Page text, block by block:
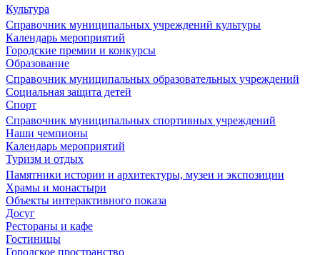
Культура
Справочник муниципальных учреждений культуры
Календарь мероприятий
Городские премии и конкурсы
Образование
Справочник муниципальных образовательных учреждений
Социальная защита детей
Спорт
Справочник муниципальных спортивных учреждений
Наши чемпионы
Календарь мероприятий
Туризм и отдых
Памятники истории и архитектуры, музеи и экспозиции
Храмы и монастыри
Объекты интерактивного показа
Досуг
Рестораны и кафе
Гостиницы
Городское пространство